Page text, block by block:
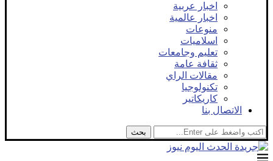
اخبار عربية
اخبار عالمية
منوعات
اسلاميات
تعليم وجامعات
ثقافة عامة
مقالات الراي
تكنولوجيا
كاريكاتير
الاتصال بنا
بحث